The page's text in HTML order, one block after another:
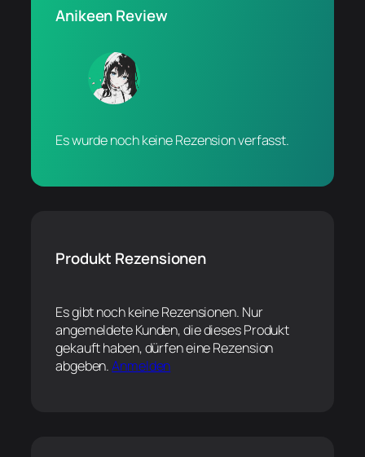
Anikeen Review
Es wurde noch keine Rezension verfasst.
Produkt Rezensionen
Es gibt noch keine Rezensionen. Nur
angemeldete Kunden, die dieses Produkt
gekauft haben, dürfen eine Rezension
abgeben.Anmelden